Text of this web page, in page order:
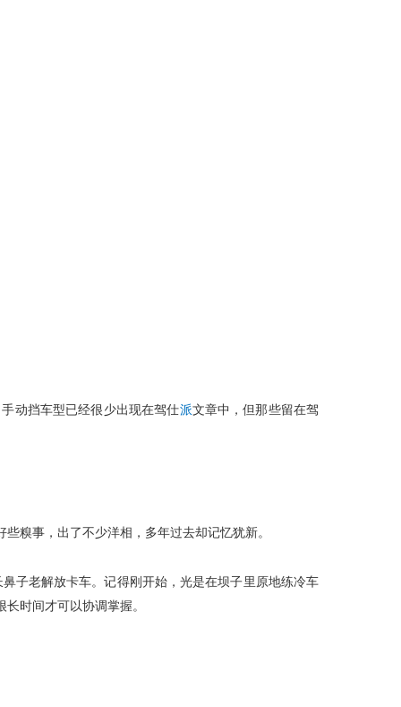
动挡车型已经很少出现在驾仕派文章中，但那些留在驾
糗事，出了不少洋相，多年过去却记忆犹新。
老解放卡车。记得刚开始，光是在坝子里原地练冷车
时间才可以协调掌握。